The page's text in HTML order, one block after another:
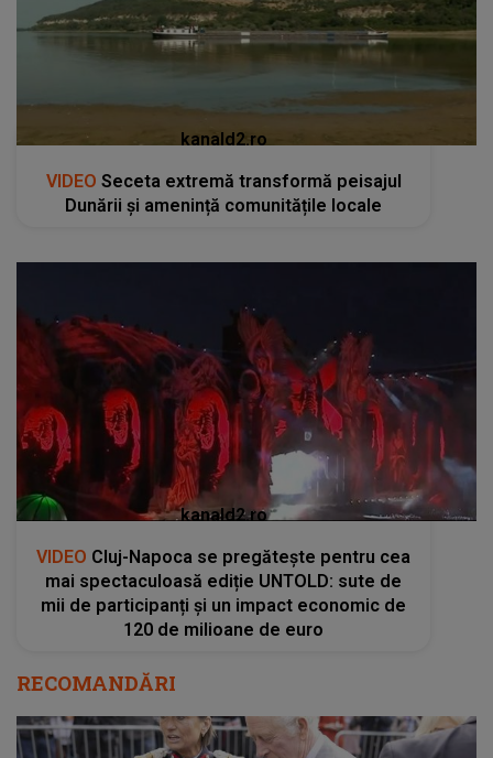
kanald2.ro
VIDEO Seceta extremă transformă peisajul
Dunării și amenință comunitățile locale
kanald2.ro
VIDEO Cluj-Napoca se pregătește pentru cea
mai spectaculoasă ediție UNTOLD: sute de
mii de participanți și un impact economic de
120 de milioane de euro
RECOMANDĂRI